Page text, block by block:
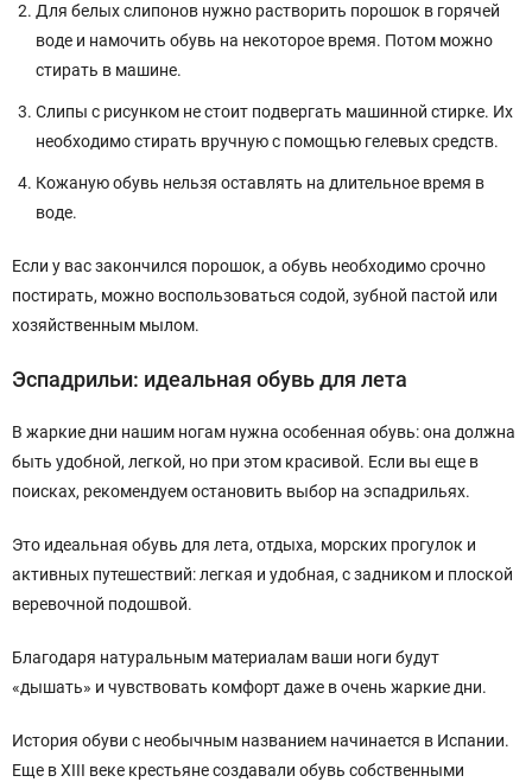
Для белых слипонов нужно растворить порошок в горячей
воде и намочить обувь на некоторое время. Потом можно
стирать в машине.
Слипы с рисунком не стоит подвергать машинной стирке. Их
необходимо стирать вручную с помощью гелевых средств.
Кожаную обувь нельзя оставлять на длительное время в
воде.
Если у вас закончился порошок, а обувь необходимо срочно
постирать, можно воспользоваться содой, зубной пастой или
хозяйственным мылом.
Эспадрильи: идеальная обувь для лета
В жаркие дни нашим ногам нужна особенная обувь: она должна
быть удобной, легкой, но при этом красивой. Если вы еще в
поисках, рекомендуем остановить выбор на эспадрильях.
Это идеальная обувь для лета, отдыха, морских прогулок и
активных путешествий: легкая и удобная, с задником и плоской
веревочной подошвой.
Благодаря натуральным материалам ваши ноги будут
«дышать» и чувствовать комфорт даже в очень жаркие дни.
История обуви с необычным названием начинается в Испании.
Еще в XIII веке крестьяне создавали обувь собственными